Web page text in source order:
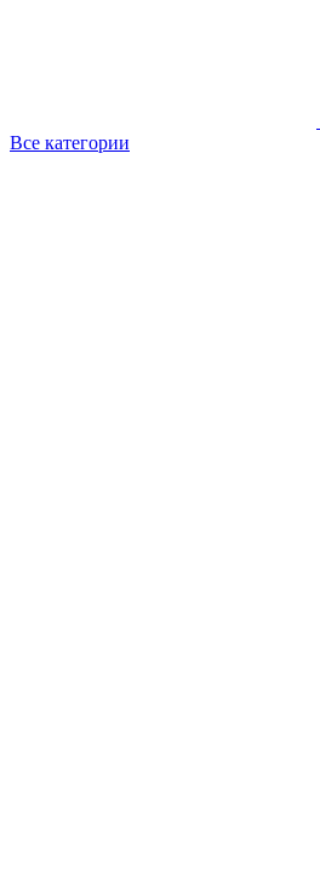
Все категории